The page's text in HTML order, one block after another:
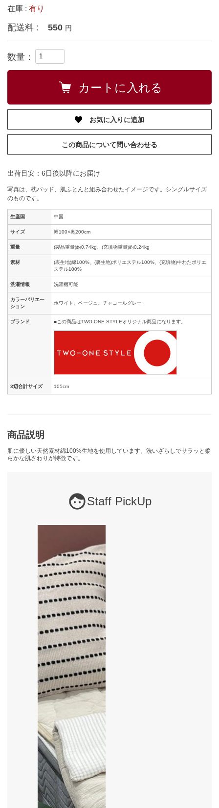
在庫 : 有り
配送料 : 550 円
数量：
お気に入りに追加
この商品について問い合わせる
出荷目安：6日後以降にお届け
写真は、枕パッド、肌ふとんと組み合わせたイメージです。シングルサイズ
のものです。
生産国 中国
サイズ 幅100×奥200cm
重量 (製品重量)約0.74kg、(充填物重量)約0.24kg
素材
(表生地)綿100%、(裏生地)ポリエステル100%、(充填物)中わたポリエ
ステル100%
洗濯情報 洗濯機可能
カラーバリエー
ション
ホワイト、ベージュ、チャコールグレー
ブランド ■この商品はTWO-ONE STYLEオリジナル商品になります。
3辺合計サイズ 105cm
商品説明
肌に優しい天然素材綿100%生地を使用しています。洗いざらしでサラッと柔
らかな肌ざわりが特徴です。
Staff PickUp